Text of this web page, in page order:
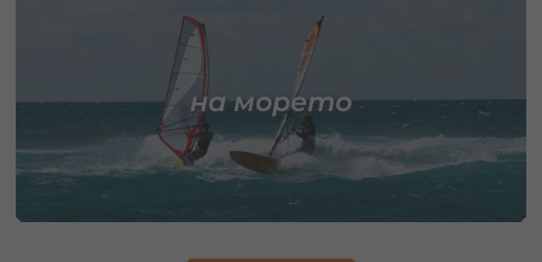
на морето